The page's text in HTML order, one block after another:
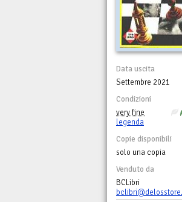
Data uscita
Settembre 2021
Condizioni
very fine
legenda
Copie disponibili
solo una copia
Venduto da
BCLibri